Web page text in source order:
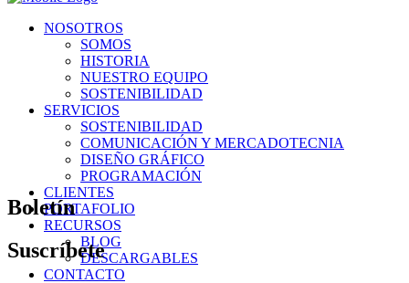
NOSOTROS
SOMOS
HISTORIA
NUESTRO EQUIPO
SOSTENIBILIDAD
SERVICIOS
SOSTENIBILIDAD
COMUNICACIÓN Y MERCADOTECNIA
DISEÑO GRÁFICO
PROGRAMACIÓN
CLIENTES
PORTAFOLIO
RECURSOS
BLOG
DESCARGABLES
CONTACTO
Boletín
Suscríbete